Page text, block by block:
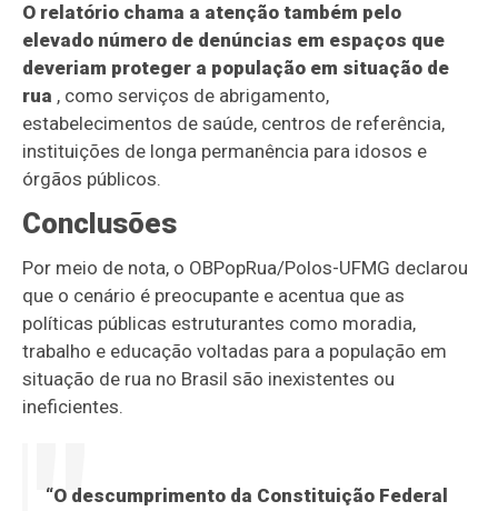
O relatório chama a atenção também pelo
elevado número de denúncias em espaços que
deveriam proteger a população em situação de
rua , como serviços de abrigamento,
estabelecimentos de saúde, centros de referência,
instituições de longa permanência para idosos e
órgãos públicos.
Conclusões
Por meio de nota, o OBPopRua/Polos-UFMG declarou
que o cenário é preocupante e acentua que as
políticas públicas estruturantes como moradia,
trabalho e educação voltadas para a população em
situação de rua no Brasil são inexistentes ou
ineficientes.
“O descumprimento da Constituição Federal